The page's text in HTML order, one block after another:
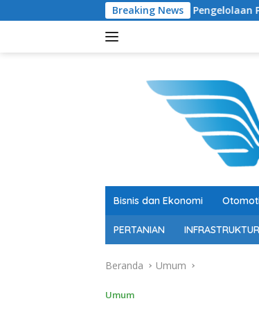
ke
Breaking News
Polemik Pengelolaan Peternakan Big
Bisnis dan Ekonomi
PERTANIAN INFRASTRUKTUR
Beranda Umum
Umum